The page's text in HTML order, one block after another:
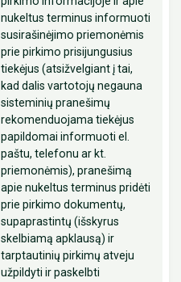
nukeltus terminus informuoti
susirašinėjimo priemonėmis
prie pirkimo prisijungusius
tiekėjus (atsižvelgiant į tai,
kad dalis vartotojų negauna
sisteminių pranešimų
rekomenduojama tiekėjus
papildomai informuoti el.
paštu, telefonu ar kt.
priemonėmis), pranešimą
apie nukeltus terminus pridėti
prie pirkimo dokumentų,
supaprastintų (išskyrus
skelbiamą apklausą) ir
tarptautinių pirkimų atveju
užpildyti ir paskelbti